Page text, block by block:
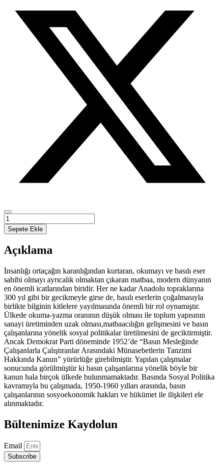
Demokrat
Parti
Dönemi
Basında
Sosyal
adet
Sepete Ekle
Açıklama
İnsanlığı ortaçağın karanlığından kurtaran, okumayı ve basılı eser
sahibi olmayı ayrıcalık olmaktan çıkaran matbaa, modern dünyanın
en önemli icatlarından biridir. Her ne kadar Anadolu topraklarına
300 yıl gibi bir gecikmeyle girse de, basılı eserlerin çoğalmasıyla
birlikte bilginin kitlelere yayılmasında önemli bir rol oynamıştır.
Ülkede okuma-yazma oranının düşük olması ile toplum yapısının
sanayi üretiminden uzak olması,matbaacılığın gelişmesini ve basın
çalışanlarına yönelik sosyal politikalar üretilmesini de geciktirmiştir.
Ancak Demokrat Parti döneminde 1952’de “Basın Mesleğinde
Çalışanlarla Çalıştıranlar Arasındaki Münasebetlerin Tanzimi
Hakkında Kanun” yürürlüğe girebilmiştir. Yapılan çalışmalar
sonucunda görülmüştür ki basın çalışanlarına yönelik böyle bir
kanun hala birçok ülkede bulunmamaktadır. Basında Sosyal Politika
kavramıyla bu çalışmada, 1950-1960 yılları arasında, basın
çalışanlarının sosyoekonomik hakları ve hükümet ile ilişkileri ele
alınmaktadır.
Bültenimize Kaydolun
Email
Subscribe